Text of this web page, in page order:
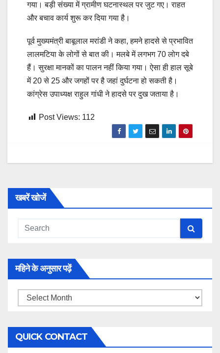
गया। बड़ी संख्या में ग्रामीण घटनास्थल पर जुट गए। राहत
और बचाव कार्य शुरू कर दिया गया है।
पूर्व मुख्‍यमंत्री बाबूलाल मरांडी ने कहा, हमने हादसे से प्रभावित
लालमटिया के लोगों से बात की। मलबे में लगभग 70 लोग दबे
हैं। सुरक्षा मानकों का पालन नहीं किया गया। ऐसा ही हाल सूबे
में 20 से 25 और जगहों पर है जहां दुर्घटना हो सकती है।
कांग्रेस उपाध्‍यक्ष राहुल गांधी ने हादसे पर दुख जताया है।
Post Views: 112
खबरें खोजें
महिने के अनुसार पढ़ें
महिने
अनुसार
पढ़ें
QUICK CONTACT